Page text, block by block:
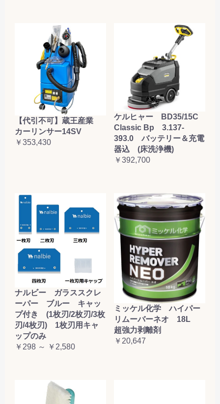
【代引不可】蔵王産業
カーリンサー14SV
￥353,430
ケルヒャー BD35/15C
Classic Bp 3.137-
393.0 バッテリー＆充電
器込 (床洗浄機)
￥392,700
ナルビー ガラススクレ
ーパー ブルー キャッ
プ付き (1枚刃/2枚刃/3枚
刃/4枚刃) 1枚刃用キャ
ップのみ
￥298 ～ ￥2,580
ミッケル化学 ハイパー
リムーバーネオ 18L
超強力剥離剤
￥20,647